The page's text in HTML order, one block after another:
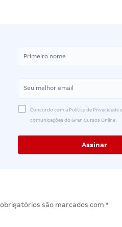
Concordo com a Política de Privacidade
comunicações do Gran Cursos Online.
são marcados com *